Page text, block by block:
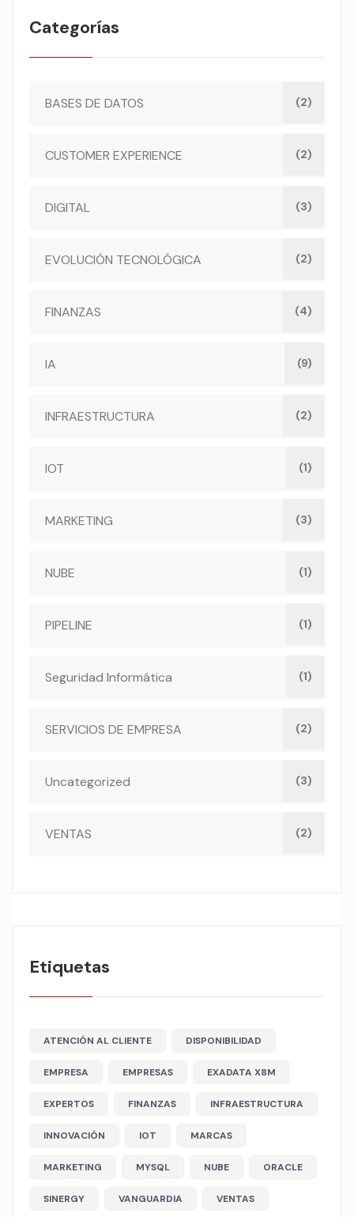
Categorías
BASES DE DATOS (2)
CUSTOMER EXPERIENCE (2)
DIGITAL (3)
EVOLUCIÓN TECNOLÓGICA (2)
FINANZAS (4)
IA (9)
INFRAESTRUCTURA (2)
IOT (1)
MARKETING (3)
NUBE (1)
PIPELINE (1)
Seguridad Informática (1)
SERVICIOS DE EMPRESA (2)
Uncategorized (3)
VENTAS (2)
Etiquetas
ATENCIÓN AL CLIENTE DISPONIBILIDAD
EMPRESA EMPRESAS EXADATA X8M
EXPERTOS FINANZAS INFRAESTRUCTURA
INNOVACIÓN IOT MARCAS
MARKETING MYSQL NUBE ORACLE
SINERGY VANGUARDIA VENTAS